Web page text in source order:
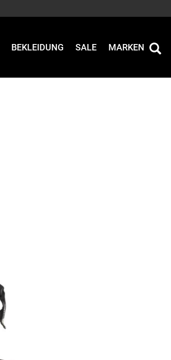
BEKLEIDUNG SALE MARKEN